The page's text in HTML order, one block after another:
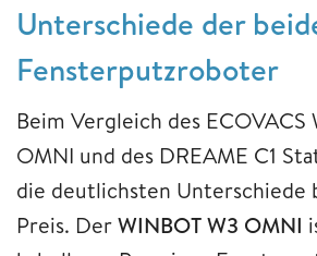
Unterschiede der
Fensterputzroboter
Beim Vergleich des ECOVACS
OMNI und des DREAME C1
die deutlichsten Unterschiede
Preis. DerWINBOT W3 OMNI